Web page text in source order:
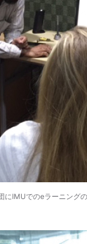
IMUでのeラーニング